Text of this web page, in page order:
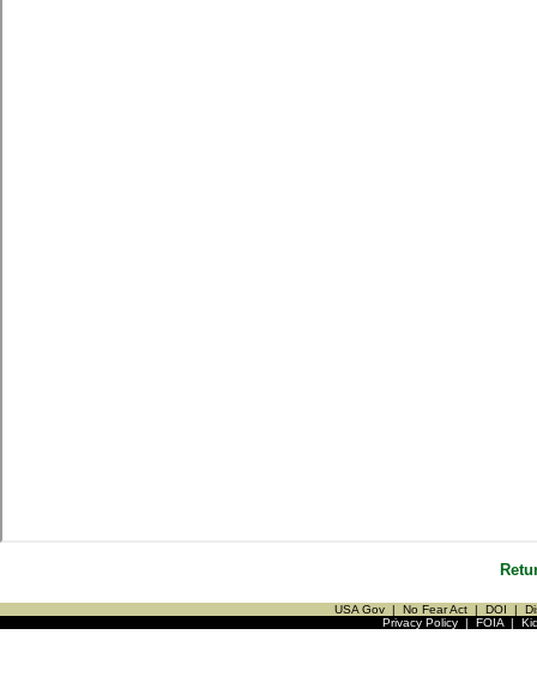
USA Gov | No Fear Act | DOI |
Privacy Policy| FOIA|